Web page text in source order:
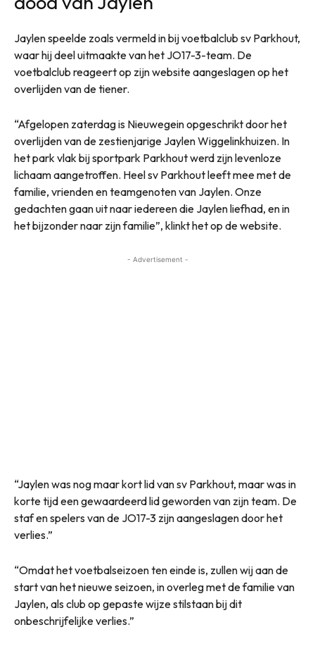
Jaylen speelde zoals vermeld in bij voetbalclub sv Parkhout,
waar hij deel uitmaakte van het JO17-3-team. De
voetbalclub reageert op zijn website aangeslagen op het
overlijden van de tiener.
“Afgelopen zaterdag is Nieuwegein opgeschrikt door het
overlijden van de zestienjarige Jaylen Wiggelinkhuizen. In
het park vlak bij sportpark Parkhout werd zijn levenloze
lichaam aangetroffen. Heel sv Parkhout leeft mee met de
familie, vrienden en teamgenoten van Jaylen. Onze
gedachten gaan uit naar iedereen die Jaylen liefhad, en in
het bijzonder naar zijn familie”, klinkt het op de website.
- Advertisement -
“Jaylen was nog maar kort lid van sv Parkhout, maar was in
korte tijd een gewaardeerd lid geworden van zijn team. De
staf en spelers van de JO17-3 zijn aangeslagen door het
verlies.”
“Omdat het voetbalseizoen ten einde is, zullen wij aan de
start van het nieuwe seizoen, in overleg met de familie van
Jaylen, als club op gepaste wijze stilstaan bij dit
onbeschrijfelijke verlies.”